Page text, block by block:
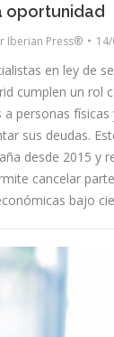
oportunidad
Iberian Press®
en ley de
cumplen un rol
a personas
sus deudas.
desde 2015 y
cancelar
bajo